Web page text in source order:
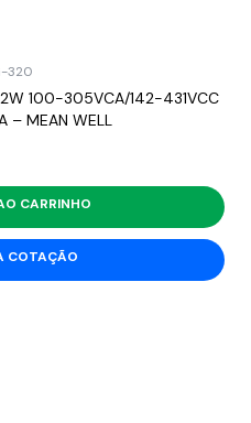
320
100-305VCA/142-431VCC
– MEAN WELL
CARRINHO
COTAÇÃO